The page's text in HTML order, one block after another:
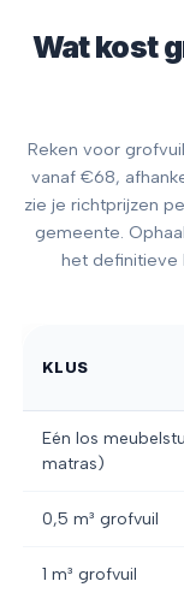
Wat kost
Reken voor
vanaf €68,
zie je richtprijzen
gemeente.
het definitieve
KLUS
Eén los
matras)
0,5 m³ grofvuil
1 m³ grofvuil